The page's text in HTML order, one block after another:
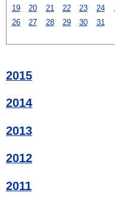
19
20 21 22 23 24
26
27 28 29 30 31
2015
2014
2013
2012
2011